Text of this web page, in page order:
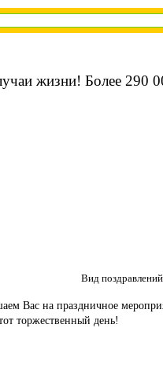
жизни! Более 290
Вид
Вас на праздничное
торжественный день!